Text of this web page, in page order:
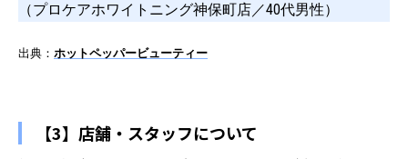
（プロケアホワイトニング神保町店／40代男性）
出典： ホットペッパービューティー
【3】店舗・スタッフについて